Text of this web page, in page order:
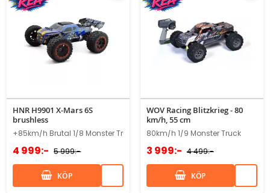
HNR H9901 X-Mars 6S
brushless
+85km/h Brutal 1/8 Monster Truck
4 999:- 5 999:-
KÖP
WOV Racing Blitzkrieg - 80
km/h, 55 cm
80km/h 1/9 Monster Truck
3 999:- 4 499:-
KÖP